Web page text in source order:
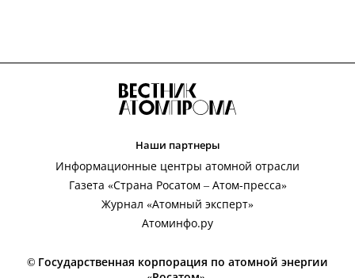
© Государственная корпорация по атомной энергии
Наши партнеры
Информационные центры атомной отрасли
Газета «Страна Росатом – Атом-пресса»
Журнал «Атомный эксперт»
Атоминфо.ру